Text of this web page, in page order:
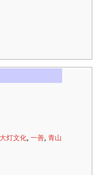
大灯文化, 一善, 青山